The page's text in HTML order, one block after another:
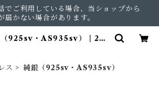
でご利用している場合、当ショップから
届かない場合があります。
（925sv・AS935sv） | 2U
ス 純銀（925sv・AS935sv）